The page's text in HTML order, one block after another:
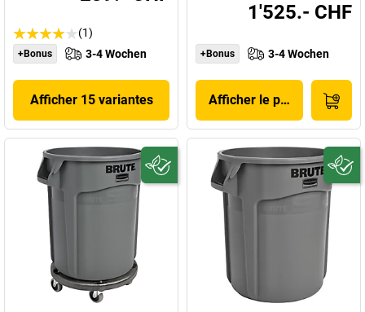
(1)
+Bonus 3-4 Wochen
Afficher 15 variantes
1'525.- CHF
+Bonus 3-4 Wochen
Afficher le produit